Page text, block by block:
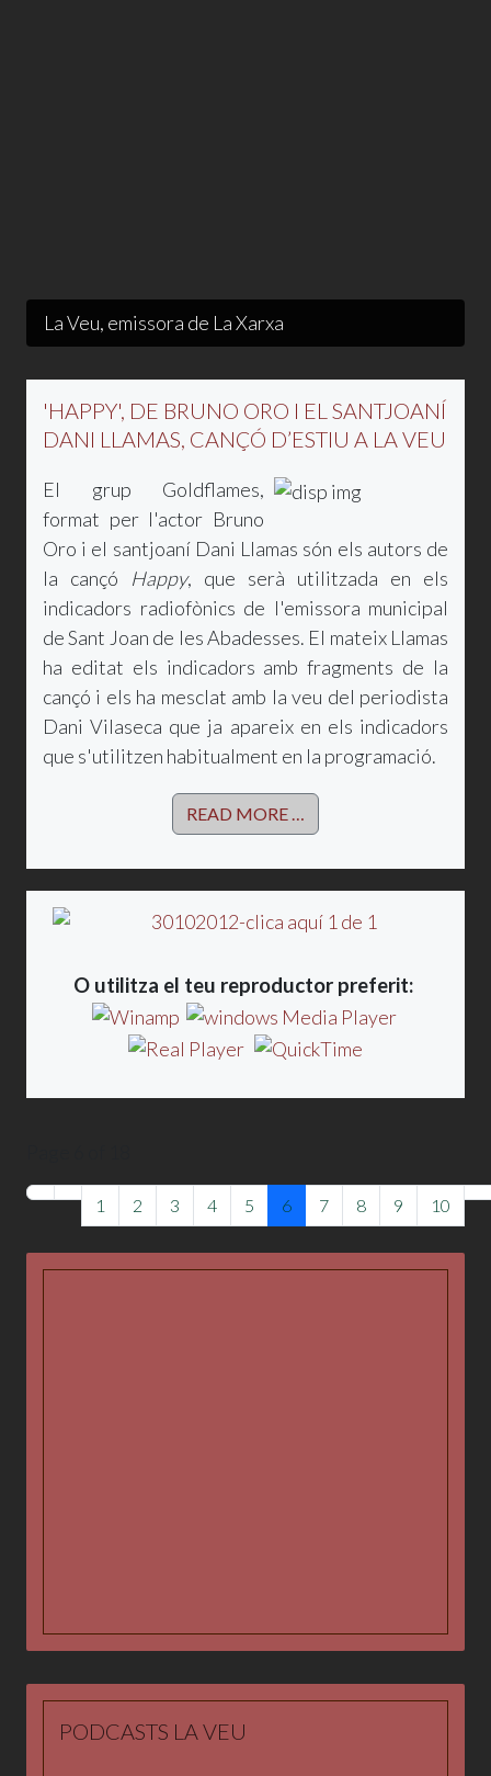
La Veu, emissora de La Xarxa
'HAPPY', DE BRUNO ORO I EL SANTJOANÍ
DANI LLAMAS, CANÇÓ D’ESTIU A LA VEU
El grup Goldflames,
format per l'actor Bruno
Oro i el santjoaní Dani Llamas són els autors de
la cançó Happy, que serà utilitzada en els
indicadors radiofònics de l'emissora municipal
de Sant Joan de les Abadesses. El mateix Llamas
ha editat els indicadors amb fragments de la
cançó i els ha mesclat amb la veu del periodista
Dani Vilaseca que ja apareix en els indicadors
que s'utilitzen habitualment en la programació.
READ MORE …
O utilitza el teu reproductor preferit:
1 2 3 4 5 6 7 8 9 10
PODCASTS LA VEU